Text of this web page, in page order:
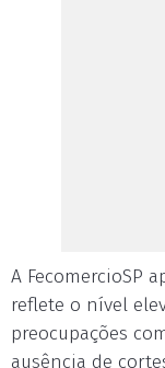
A FecomercioSP
reflete o nível
preocupações
ausência de